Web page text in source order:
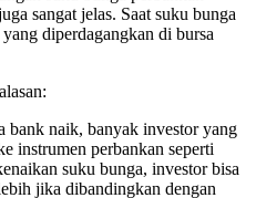
sangat jelas. Saat suku bunga
diperdagangkan di bursa
bank naik, banyak investor yang
instrumen perbankan seperti
suku bunga, investor bisa
jika dibandingkan dengan